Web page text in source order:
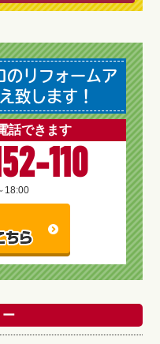
のリフォームア
致します！
話できます
110
18:00
ー